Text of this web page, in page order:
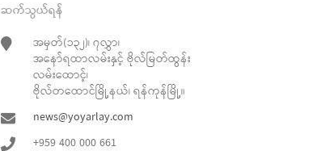
ဆက်သွယ်ရန်
အမှတ်(၁၃၂)၊ ၇လွှာ၊
အနော်ရထာလမ်းနှင့် ဗိုလ်မြတ်ထွန်း
လမ်းထောင့်၊
ဗိုလ်တထောင်မြို့နယ်၊ ရန်ကုန်မြို့။
news@yoyarlay.com
+959 400 000 661